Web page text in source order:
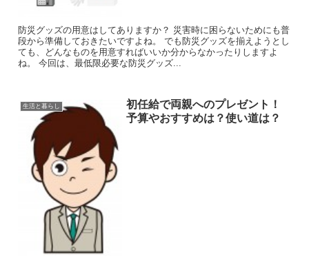
防災グッズの用意はしてありますか？ 災害時に困らないためにも普
段から準備しておきたいですよね。 でも防災グッズを揃えようとし
ても、どんなものを用意すればいいか分からなかったりしますよ
ね。 今回は、最低限必要な防災グッズ...
生活と暮らし
初任給で両親へのプレゼント！
予算やおすすめは？使い道は？